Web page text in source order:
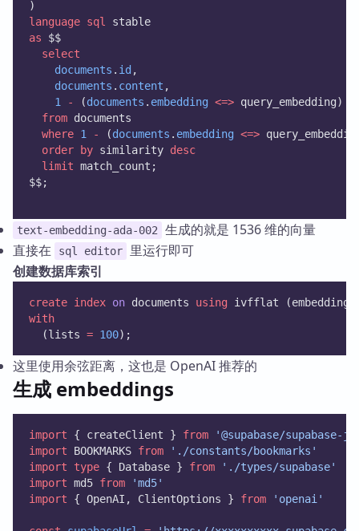
)
language sql
stable
as $$
select
documents . id ,
documents . content ,
1
- (documents . embedding <=> query_embedding)
from documents
where 1 - (documents . embedding <=>
order by similarity desc
limit match_count;
$$;
text-embedding-ada-002
生成的就是 1536 维的向量
直接在
sql editor
里运行即可
创建数据库索引
create index on documents using ivfflat (embedding
with
  (lists
= 100);
这里使用余弦距离，这也是 OpenAI 推荐的
生成 embeddings
import { createClient } from
'@supabase/supabase-
import BOOKMARKS from
'./constants/bookmarks'
import
type { Database } from
'./types/supabase'
import md5 from
'md5'
import { OpenAI, ClientOptions } from 'openai'